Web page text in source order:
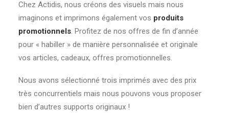
Chez Actidis, nous créons des visuels mais nous
imaginons et imprimons également vos produits
promotionnels. Profitez de nos offres de fin d’année
pour « habiller » de manière personnalisée et originale
vos articles, cadeaux, offres promotionnelles.
Nous avons sélectionné trois imprimés avec des prix
très concurrentiels mais nous pouvons vous proposer
bien d’autres supports originaux !